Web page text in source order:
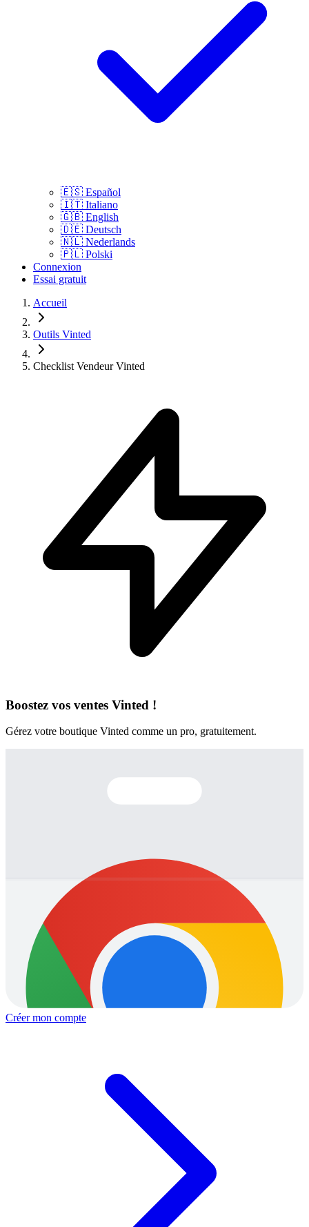
🇪🇸 Español
🇮🇹 Italiano
🇬🇧 English
🇩🇪 Deutsch
🇳🇱 Nederlands
🇵🇱 Polski
Connexion
Essai gratuit
Accueil
Outils Vinted
Checklist Vendeur Vinted
Boostez vos ventes Vinted !
Gérez votre boutique Vinted comme un pro, gratuitement.
Créer mon compte